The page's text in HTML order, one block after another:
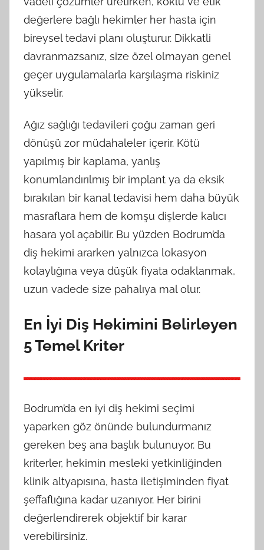
değerlere bağlı hekimler her hasta için
bireysel tedavi planı oluşturur. Dikkatli
davranmazsanız, size özel olmayan genel
geçer uygulamalarla karşılaşma riskiniz
yükselir.
Ağız sağlığı tedavileri çoğu zaman geri
dönüşü zor müdahaleler içerir. Kötü
yapılmış bir kaplama, yanlış
konumlandırılmış bir implant ya da eksik
bırakılan bir kanal tedavisi hem daha büyük
masraflara hem de komşu dişlerde kalıcı
hasara yol açabilir. Bu yüzden Bodrum’da
diş hekimi ararken yalnızca lokasyon
kolaylığına veya düşük fiyata odaklanmak,
uzun vadede size pahalıya mal olur.
En İyi Diş Hekimini Belirleyen
5 Temel Kriter
Bodrum’da en iyi diş hekimi seçimi
yaparken göz önünde bulundurmanız
gereken beş ana başlık bulunuyor. Bu
kriterler, hekimin mesleki yetkinliğinden
klinik altyapısına, hasta iletişiminden fiyat
şeffaflığına kadar uzanıyor. Her birini
değerlendirerek objektif bir karar
verebilirsiniz.